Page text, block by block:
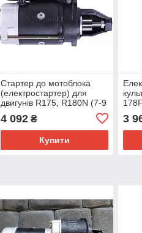
Стартер до мотоблока
(електростартер) для
двигунів R175, R180N (7-9
4 092₴
Купити
3